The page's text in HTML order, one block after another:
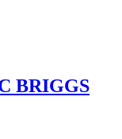
BRIGGS